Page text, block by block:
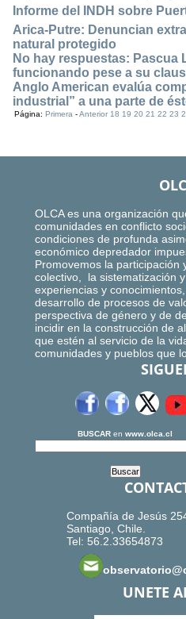
Informe del INDH sobre
Arica-Putre: Denuncian
natural protegido
No hay respuestas: Pascua
funcionando pese a su
Anglo American evalúa
industrial” a una parte de
Página:Primera -Anterior 18 19 20 21 22 23
OLCA es una organización
comunidades en conflicto
condiciones de profunda
económico depredador
Promovemos la participación
colectivo, la sistematización
experiencias y
desarrollo de procesos de
perspectiva de género y de
incidir en la construcción de
que estén al servicio de la
comunidades y pueblos que
BUSCAR en www.olca.cl
Compañía de Jesús
Santiago, Chile.
Tel: 56.2.33654873
UNETE